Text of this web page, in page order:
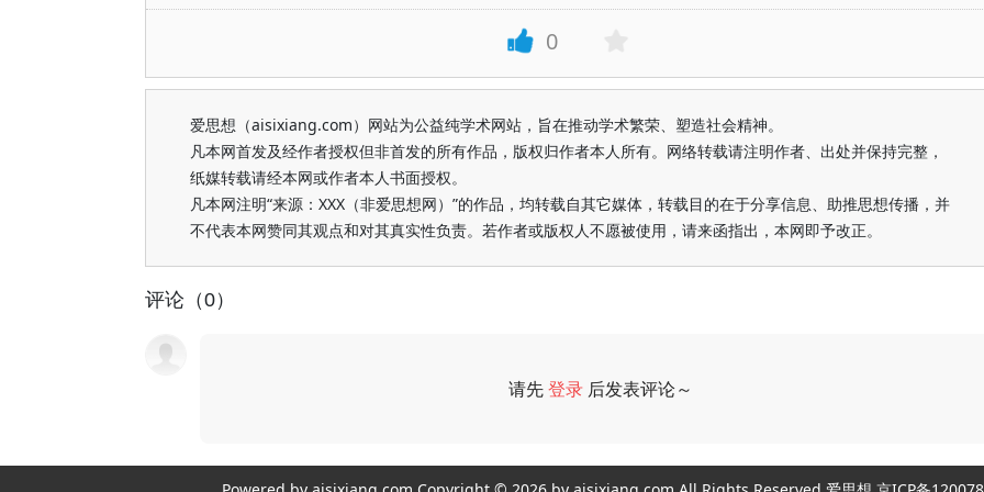
0
爱思想（aisixiang.com）网站为公益纯学术网站，旨在推动学术繁荣、塑造社会精神。
凡本网首发及经作者授权但非首发的所有作品，版权归作者本人所有。网络转载请注明作者、出处并保持完整，
纸媒转载请经本网或作者本人书面授权。
凡本网注明“来源：XXX（非爱思想网）”的作品，均转载自其它媒体，转载目的在于分享信息、助推思想传播，并
不代表本网赞同其观点和对其真实性负责。若作者或版权人不愿被使用，请来函指出，本网即予改正。
评论（0）
请先登录 后发表评论～